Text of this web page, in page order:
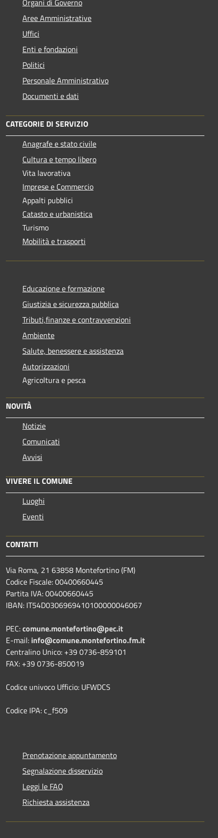
Organi di Governo
Aree Amministrative
Uffici
Enti e fondazioni
Politici
Personale Amministrativo
Documenti e dati
CATEGORIE DI SERVIZIO
Anagrafe e stato civile
Cultura e tempo libero
Vita lavorativa
Imprese e Commercio
Appalti pubblici
Catasto e urbanistica
Turismo
Mobilità e trasporti
Educazione e formazione
Giustizia e sicurezza pubblica
Tributi,finanze e contravvenzioni
Ambiente
Salute, benessere e assistenza
Autorizzazioni
Agricoltura e pesca
NOVITÀ
Notizie
Comunicati
Avvisi
VIVERE IL COMUNE
Luoghi
Eventi
CONTATTI
Via Roma, 21 63858 Montefortino (FM)
Codice Fiscale: 00400660445
Partita IVA: 00400660445
IBAN: IT54D0306969410100000046067
PEC:comune.montefortino@pec.it
E-mail: info@comune.montefortino.fm.it
Centralino Unico: +39 0736-859101
FAX: +39 0736-850019
Codice univoco Ufficio: UFWDCS
Codice IPA: c_f509
Prenotazione appuntamento
Segnalazione disservizio
Leggi le FAQ
Richiesta assistenza